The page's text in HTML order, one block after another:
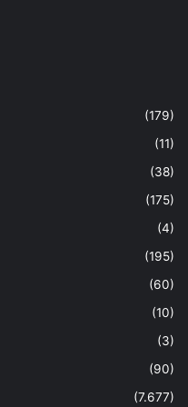
(179)
(11)
(38)
(175)
(4)
(195)
(60)
(10)
(3)
(90)
(7.677)